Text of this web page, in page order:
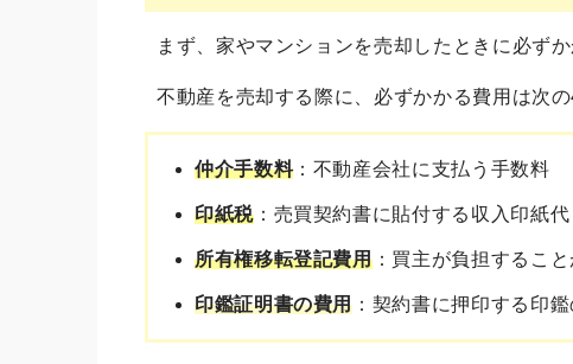
まず、家やマンションを売却したときに必ず
不動産を売却する際に、必ずかかる費用は次の
仲介手数料：不動産会社に支払う手数料
印紙税：売買契約書に貼付する収入印紙代
所有権移転登記費用：買主が負担すること
印鑑証明書の費用 ：契約書に押印する印